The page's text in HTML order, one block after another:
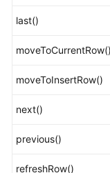
last()
moveToCurrentRow()
moveToInsertRow()
next()
previous()
refreshRow()